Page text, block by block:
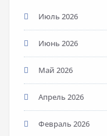
Июль 2026
Июнь 2026
Май 2026
Апрель 2026
Февраль 2026